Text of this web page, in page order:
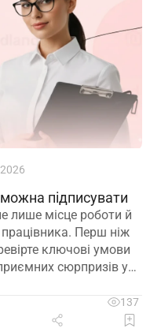
підписувати
лише місце роботи й
працівника. Перш ніж
ключові умови
сюрпризів у
137